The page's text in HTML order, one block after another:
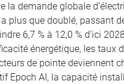
la demande globale
plus que doublé, passant
6,7 % à 12,0 % d’ici
énergétique, les taux
de pointe deviennent
Epoch AI, la capacité